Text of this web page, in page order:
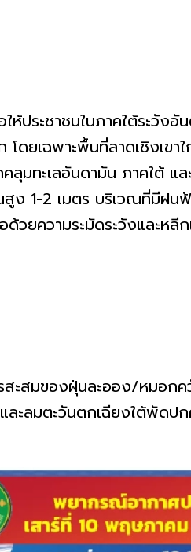
ประชาชนในภาคใต้ระวัง
ดยเฉพาะพื้นที่ลาดเชิงเขา
มทะเลอันดามัน ภาคใต้ แ
ง 1-2 เมตร บริเวณที่มีฝน
ด้วยความระมัดระวังและห
สะสมของฝุ่นละออง/หมอก
ะลมตะวันตกเฉียงใต้พัดป